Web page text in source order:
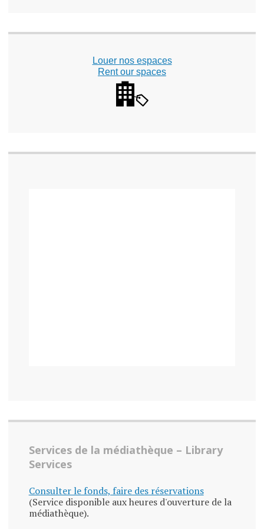
Louer nos espaces
Rent our spaces
Services de la médiathèque – Library
Services
Consulter le fonds, faire des réservations
(Service disponible aux heures d'ouverture de la
médiathèque).